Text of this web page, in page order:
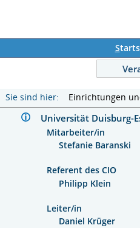
S
Sie sind hier: Einrichtungen
Universität
Mitarbeiter/in
Stefanie Baranski
Referent des CIO
Philipp Klein
Leiter/in
Daniel Krüger